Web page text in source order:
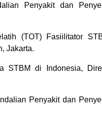
Penyakit dan
(TOT) Fasiilitator
Jakarta.
STBM di Indonesia,
Penyakit dan